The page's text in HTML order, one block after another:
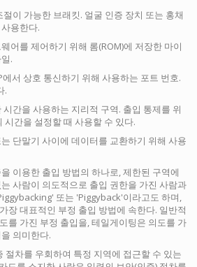
절이 가능한 브래킷. 얼굴 인증 장치 또는 홍채
용한다.
어를 제어하기 위해 롬(ROM)에 저장한 마이
.
에서 상호 통신하기 위해 사용하는 포트 번호.
.
시간을 사용하는 지리적 구역. 출입 통제를 위
간을 설정할 때 사용할 수 있다.
단말기 사이에 데이터를 교환하기 위해 사용
이용한 출입 방법의 하나로, 제한된 구역에
사람이 의도적으로 출입 권한을 가진 사람과
또는 'Piggyback'이라고도 하며,
장 대표적인 부정 출입 방법에 속한다. 일반적
를 가진 부정 출입을, 테일게이팅은 의도를 가
의미한다.
절차를 우회하여 특정 지역에 접근할 수 있는